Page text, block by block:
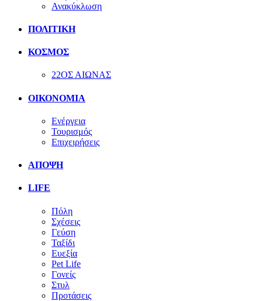
Ανακύκλωση
ΠΟΛΙΤΙΚΗ
ΚΟΣΜΟΣ
22ΟΣ ΑΙΩΝΑΣ
ΟΙΚΟΝΟΜΙΑ
Ενέργεια
Τουρισμός
Επιχειρήσεις
ΑΠΟΨΗ
LIFE
Πόλη
Σχέσεις
Γεύση
Ταξίδι
Ευεξία
Pet Life
Γονείς
Στυλ
Προτάσεις